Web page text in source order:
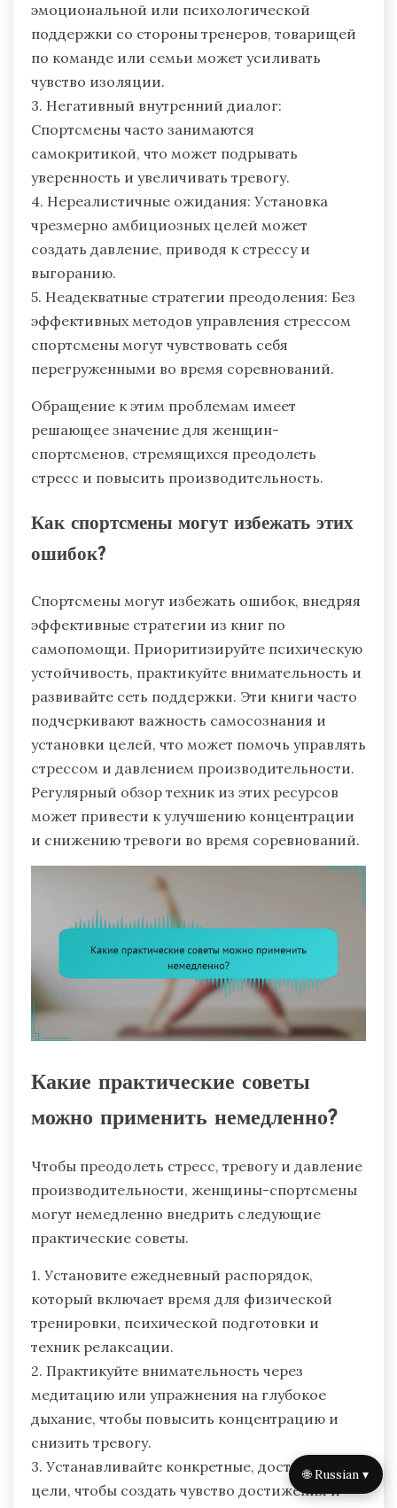
эмоциональной или психологической
поддержки со стороны тренеров, товарищей
по команде или семьи может усиливать
чувство изоляции.
3. Негативный внутренний диалог:
Спортсмены часто занимаются
самокритикой, что может подрывать
уверенность и увеличивать тревогу.
4. Нереалистичные ожидания: Установка
чрезмерно амбициозных целей может
создать давление, приводя к стрессу и
выгоранию.
5. Неадекватные стратегии преодоления: Без
эффективных методов управления стрессом
спортсмены могут чувствовать себя
перегруженными во время соревнований.
Обращение к этим проблемам имеет
решающее значение для женщин-
спортсменов, стремящихся преодолеть
стресс и повысить производительность.
Как спортсмены могут избежать этих
ошибок?
Спортсмены могут избежать ошибок, внедряя
эффективные стратегии из книг по
самопомощи. Приоритизируйте психическую
устойчивость, практикуйте внимательность и
развивайте сеть поддержки. Эти книги часто
подчеркивают важность самосознания и
установки целей, что может помочь управлять
стрессом и давлением производительности.
Регулярный обзор техник из этих ресурсов
может привести к улучшению концентрации
и снижению тревоги во время соревнований.
Какие практические советы
можно применить немедленно?
Чтобы преодолеть стресс, тревогу и давление
производительности, женщины-спортсмены
могут немедленно внедрить следующие
практические советы.
1. Установите ежедневный распорядок,
который включает время для физической
тренировки, психической подготовки и
техник релаксации.
2. Практикуйте внимательность через
медитацию или упражнения на глубокое
дыхание, чтобы повысить концентрацию и
снизить тревогу.
3. Устанавливайте конкретные, достижимые
цели, чтобы создать чувство достижения и
🌐 Russian ▾